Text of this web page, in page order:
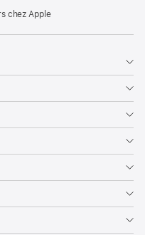
chez Apple